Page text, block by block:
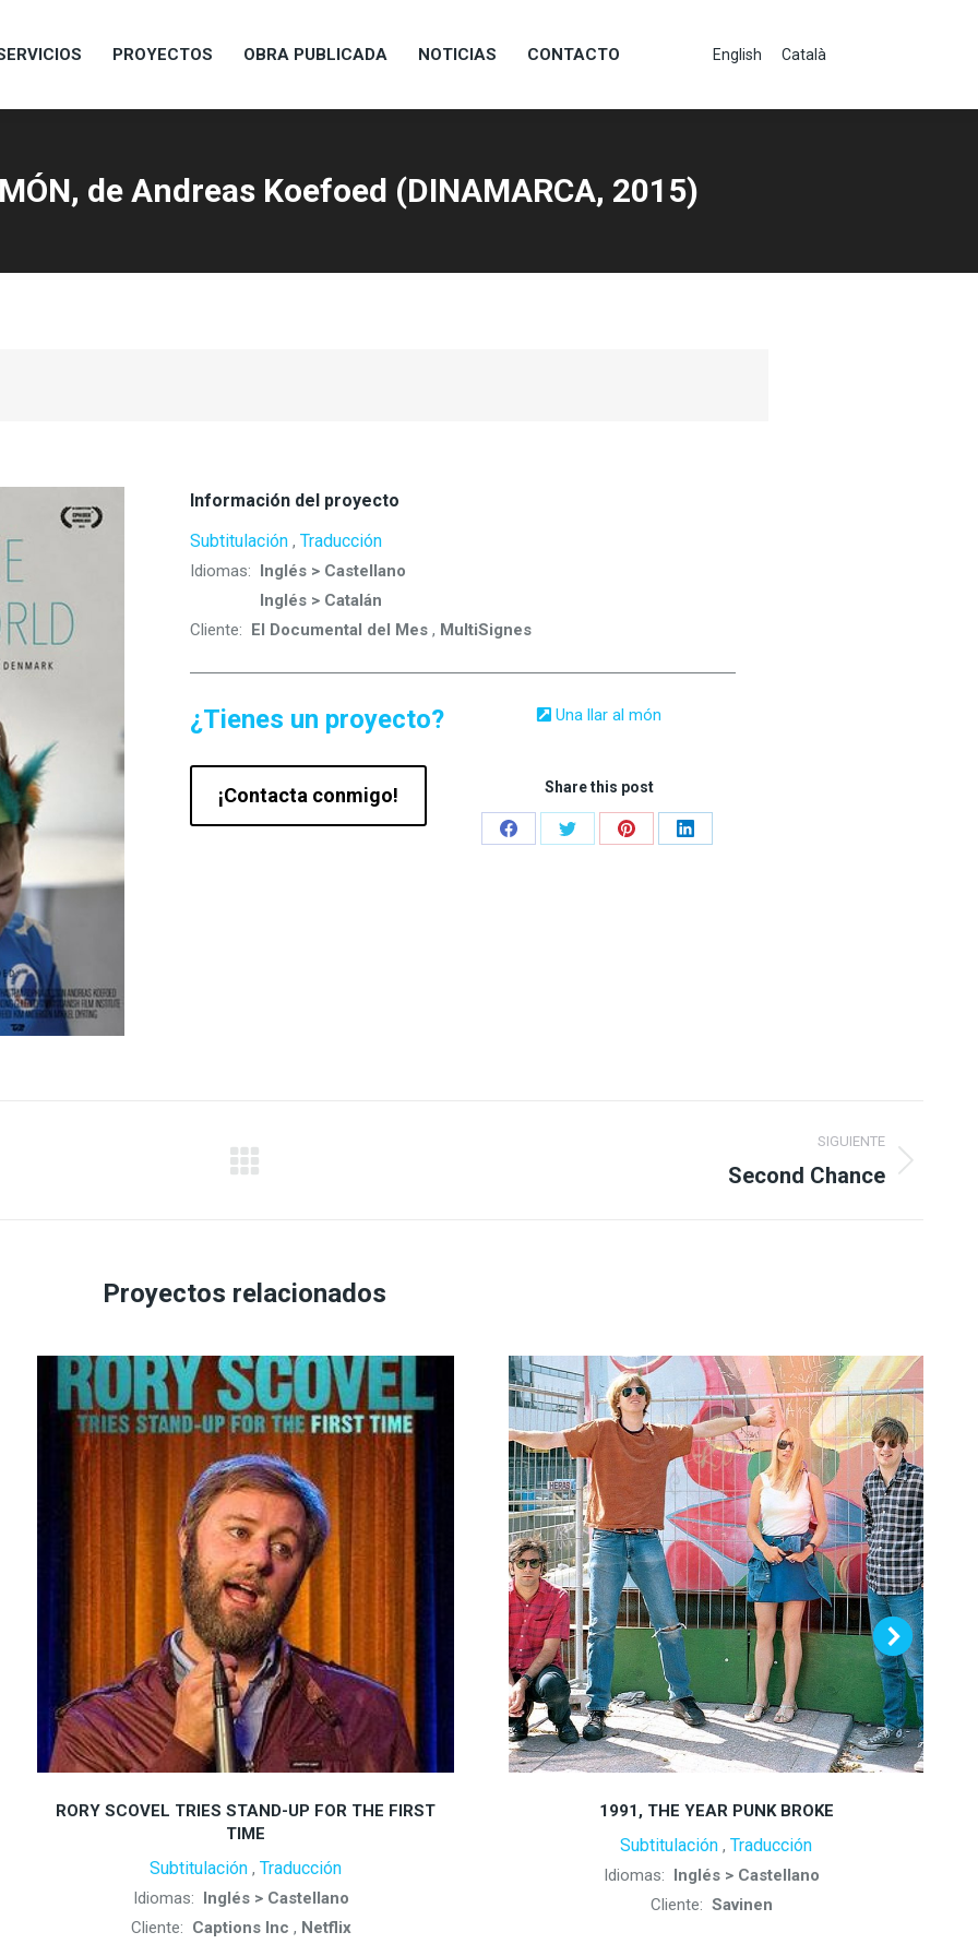
PROYECTOS OBRA PUBLICADA NOTICIAS CONTACTO English Català
de Andreas Koefoed (DINAMARCA, 2015)
Información del proyecto
Subtitulación , Traducción
Idiomas: Inglés > Castellano
Inglés > Catalán
Cliente: El Documental del Mes , MultiSignes
¿Tienes un proyecto?
¡Contacta conmigo!
Una llar al món
Share this post
Share
Share
Share
Share
SIGUIENTE
Second Chance
Proyectos relacionados
RORY SCOVEL TRIES STAND-UP FOR THE FIRST
TIME
Subtitulación, Traducción
Idiomas: Inglés > Castellano
Cliente: Captions Inc , Netflix
1991, THE YEAR PUNK BROKE
Subtitulación ,Traducción
Idiomas: Inglés > Castellano
Cliente: Savinen